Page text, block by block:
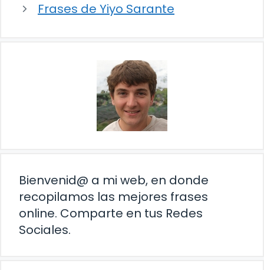
Frases de Yiyo Sarante
Bienvenid@ a mi web, en donde
recopilamos las mejores frases
online. Comparte en tus Redes
Sociales.